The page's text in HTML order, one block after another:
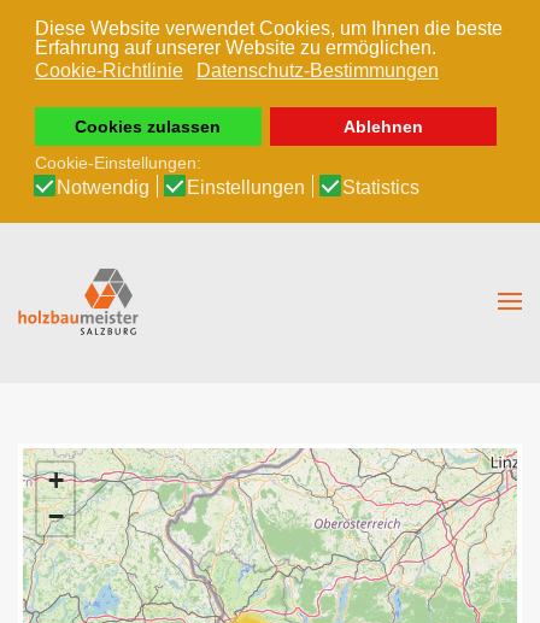
Diese Website verwendet Cookies, um Ihnen die beste
Erfahrung auf unserer Website zu ermöglichen.
Cookie-Richtlinie
Datenschutz-Bestimmungen
Cookies zulassen
Ablehnen
Cookie-Einstellungen:
Notwendig Einstellungen Statistics
Zum Hauptinhalt springen
+
−